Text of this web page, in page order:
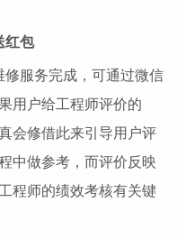
包
服务完成，可通过微信
用户给工程师评价的
会修借此来引导用户评
中做参考，而评价反映
程师的绩效考核有关键